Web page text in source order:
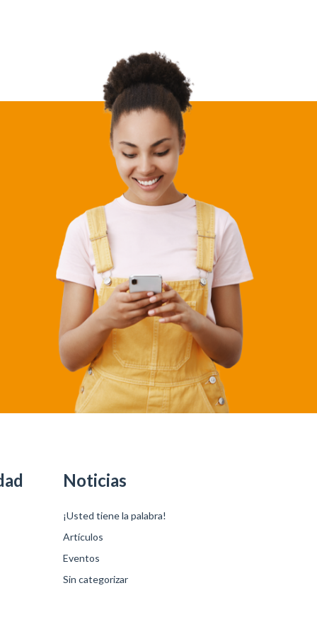
Noticias
¡Usted tiene la palabra!
Artículos
Eventos
Sin categorizar